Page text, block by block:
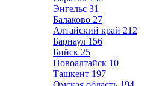
Энгельс 31
Балаково 27
Алтайский край 212
Барнаул 156
Бийск 25
Новоалтайск 10
Ташкент 197